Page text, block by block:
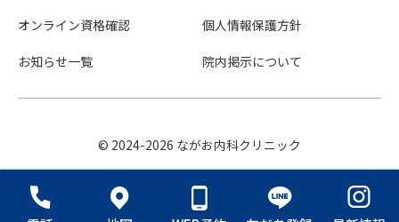
オンライン資格確認 個人情報保護方針
お知らせ一覧 院内掲示について
© 2024-2026 ながお内科クリニック